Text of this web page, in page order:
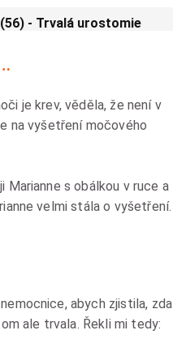
- Trvalá urostomie
je krev, věděla, že není v
na vyšetření močového
Marianne s obálkou v ruce a
velmi stála o vyšetření.
abych zjistila, zda
ale trvala. Řekli mi tedy: